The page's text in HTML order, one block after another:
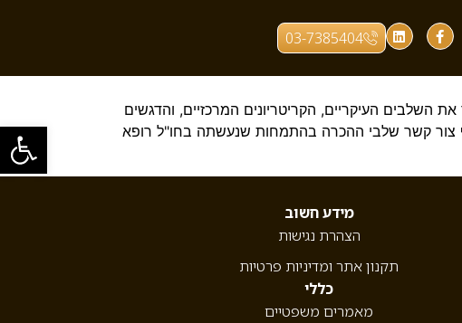
פתח
03-7385404
השלבים העיקריים, הקריטריונים המרכזיים, והדגשים
ניתן לפנות אלינו להתייעצות בטל' 054-5829265 או במיילים שבדף צור קשר שלבי ההכרה בהתמחות שנעשתה בחו"ל רופא
מידע חשוב
הצהרת נגישות
תקנון אתר ומדיניות פרטיות
כללי
מאמרים משפטיים